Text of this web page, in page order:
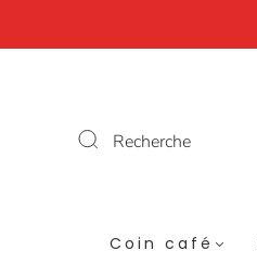
Recherche
Coin café